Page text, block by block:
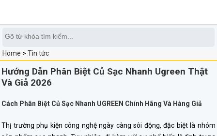
Home > Tin tức
Hướng Dẫn Phân Biệt Củ Sạc Nhanh Ugreen Thật
Và Giả 2026
Cách Phân Biệt Củ Sạc Nhanh UGREEN Chính Hãng Và Hàng Giả
Thị trường phụ kiện công nghệ ngày càng sôi động, đặc biệt là nhóm